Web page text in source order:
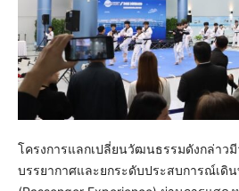
โครงการแลกเปลี่ยนวัฒนธรรมดังกล่าวมี
บรรยากาศและยกระดับประสบการณ์เดิ